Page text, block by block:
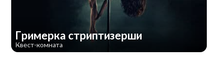
Гримерка стриптизерши
Квест-комната